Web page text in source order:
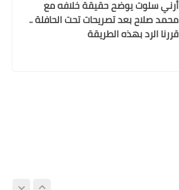
أرني سلوت يوضح حقيقة خلافه مع
محمد صلاح بعد تصريحات تحت الحافلة ..
قررنا الرد بهذه الطريقة